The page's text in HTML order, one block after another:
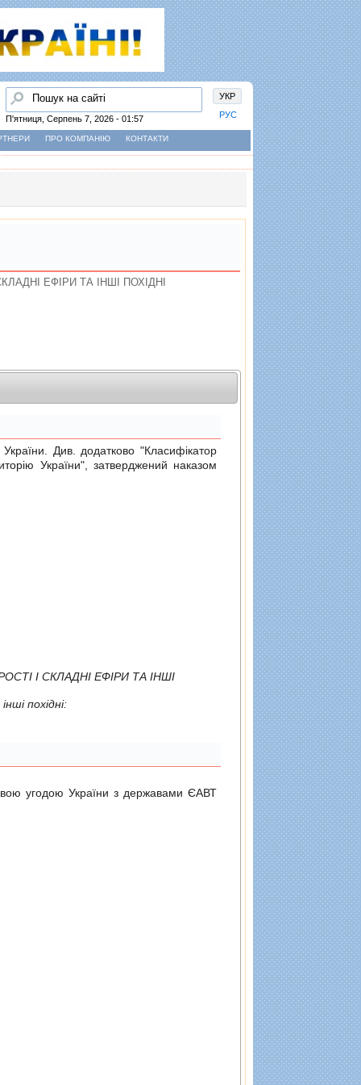
УКР
РУС
Пошук
П'ятниця, Серпень 7, 2026 - 01:57
ПРО КОМПАНІЮ КОНТАКТИ
ЕФIРИ ТА IНШI ПОХIДНI
Див. додатково "Класифiкатор
України", затверджений наказом
I СКЛАДНI ЕФIРИ ТА IНШI
або синтезованi, та їх солi, простi i складнi ефiри та iншi похiднi:
угодою України з державами ЄАВТ